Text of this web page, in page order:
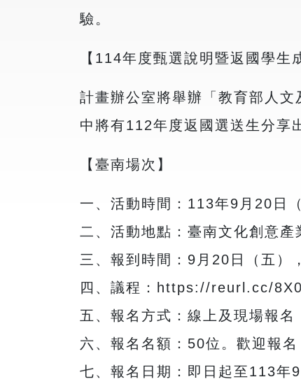
驗。
【114年度甄選說明暨返國學生
計畫辦公室將舉辦「教育部人
中將有112年度返國選送生分享
【臺南場次】
一、活動時間：113年9月20日
二、活動地點：臺南文化創意
三、報到時間：9月20日（五）
四、議程：https://reurl.cc/
五、報名方式：線上及現場報
六、報名名額：50位。歡迎報名
七、報名日期：即日起至113年